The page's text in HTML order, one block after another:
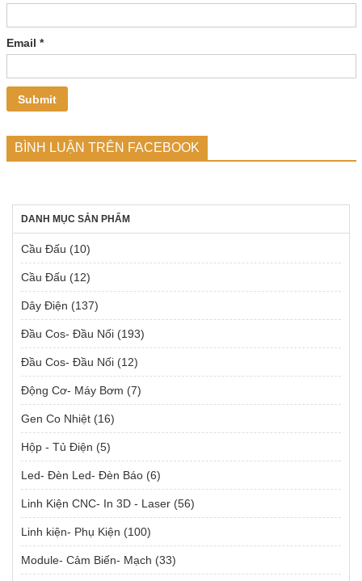
Email *
BÌNH LUẬN TRÊN FACEBOOK
DANH MỤC SẢN PHẨM
Cầu Đấu (10)
Cầu Đấu (12)
Dây Điện (137)
Đầu Cos- Đầu Nối (193)
Đầu Cos- Đầu Nối (12)
Động Cơ- Máy Bơm (7)
Gen Co Nhiệt (16)
Hộp - Tủ Điện (5)
Led- Đèn Led- Đèn Báo (6)
Linh Kiện CNC- In 3D - Laser (56)
Linh kiện- Phụ Kiện (100)
Module- Cảm Biến- Mạch (33)